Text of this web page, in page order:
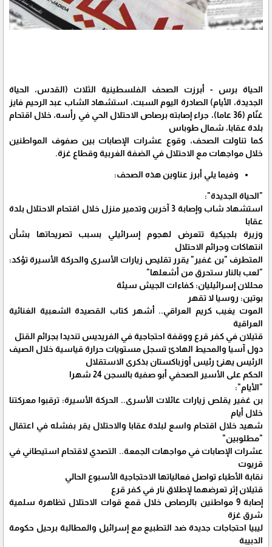
الحياة برس - أبرزت الصحف الفلسطينية الثلاث (القدس، الحياة
الجديدة، الأيام) الصادرة اليوم السبت، استشهاد الشاب عبد الرحيم فايز
غنّام (36 عاما)، جراء إصابته برصاص الاحتلال الحي في رأسه، خلال اقتحام
بلدة عقابا، شمال طوباس
كما تناولت الصحف، وقوع عشرات الإصابات بين صفوف المواطنين
خلال مواجهات مع الاحتلال في الضفة الغربية وقطاع غزة.
وفيما يلي أبرز عناوين هذه الصحف:
"الحياة الجديدة":
استشهاد شاب وإصابة 3 آخرين وتدمير منزل خلال اقتحام الاحتلال بلدة
عقابا
وزيرة بلجيكية تتعرض لهجوم إسرائيلي بسبب تصريحاتها بشأن
انتهاكات وجرائم الاحتلال
المتطرف "بن غفير" يقرر تقليص زيارات الأسرى والحركة الأسيرة تؤكد:
"لعب بالنار ستحرق من أشعلها"
محللان إسرائيليان: كفاءات الجيش سيئة
بوتين: روسيا لا تقهر
الموت يغيب كريم العراقي.. أشهر كتاب القصيدة الشعبية الغنائية
العراقية
قتيلان في كفر قرع ووقفة احتجاجية في الفريديس تنديدا بجرائم القتل
دول آسيا والمحيط الهادئ تسجل مستويات حرارة قياسية خلال الصيف
الرئيس يهنئ رئيس أوزباكستان بذكرى الاستقلال
الحكم على الأسير الصحفي أبو صفية بالسجن 24 شهرا
"الأيام":
بن غفير يقلص زيارات عائلات الأسرى.. الحركة الأسيرة: ترقبوا معركتنا
خلال أيام
شهيد خلال اقتحام واسع لبلدة عقابا والاحتلال يقر بفشله في اعتقال
"مطلوبين"
عشرات الإصابات في مواجهات الجمعة.. التصدي لاقتحام استيطاني في
قريوت
نقابة الأطباء تواصل فعالياتها الاحتجاجية الأسبوع الحالي
قتيلان إثر تعرضهما لإطلاق نار في كفر قرع
إصابة 9 مواطنين بالرصاص خلال قمع قوات الاحتلال تظاهرة سلمية
شرق غزة
ليبيا احتجاجات جديدة ضد التطبيع مع إسرائيل والمطالبة برحيل حكومة
الدبيبة